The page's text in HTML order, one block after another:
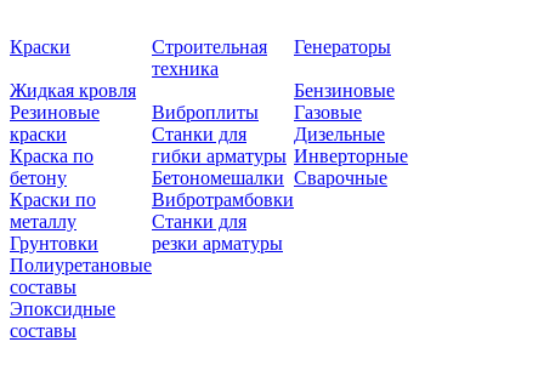
Краски
Жидкая кровля
Резиновые
краски
Краска по
бетону
Краски по
металлу
Грунтовки
Полиуретановые
составы
Эпоксидные
составы
Строительная
техника
Виброплиты
Станки для
гибки арматуры
Бетономешалки
Вибротрамбовки
Станки для
резки арматуры
Генераторы
Бензиновые
Газовые
Дизельные
Инверторные
Сварочные